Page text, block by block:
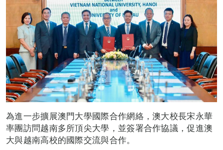
為進一步擴展澳門大學國際合作網絡，澳大校長宋永華
率團訪問越南多所頂尖大學，並簽署合作協議，促進澳
大與越南高校的國際交流與合作。